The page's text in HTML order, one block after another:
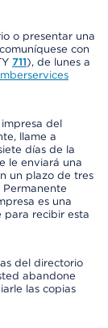
o presentar una
con
711), de lunes a
del
llame a
días de la
le enviará una
un plazo de tres
Permanente
es una
para recibir esta
del directorio
abandone
las copias